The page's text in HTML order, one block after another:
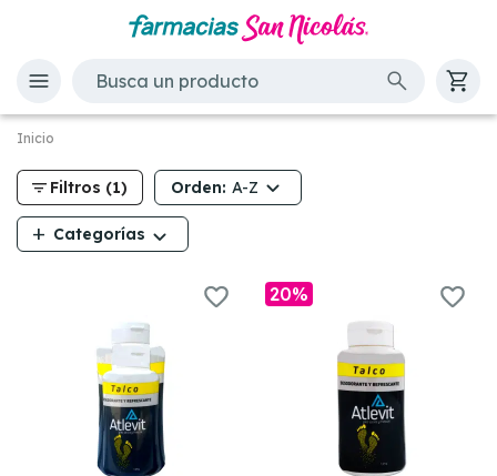
Inicio
filter_list Filtros (1) Orden: A-Z
add Categorías
20%